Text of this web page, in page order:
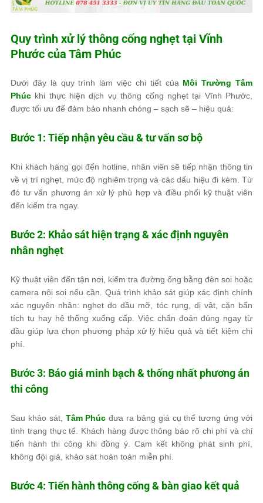
Quy trình xử lý thông cống nghẹt tại Vĩnh
Phước của Tâm Phúc
Dưới đây là quy trình làm việc chi tiết của Môi Trường Tâm
Phúc khi thực hiện dịch vụ thông cống nghẹt tại Vĩnh Phước,
được tối ưu để đảm bảo nhanh chóng – sạch sẽ – hiệu quả:
Bước 1: Tiếp nhận yêu cầu & tư vấn sơ bộ
Khi khách hàng gọi đến hotline, nhân viên sẽ tiếp nhận thông tin
về vị trí nghẹt, mức độ nghiêm trọng và các dấu hiệu đi kèm. Từ
đó tư vấn phương án xử lý phù hợp và điều phối kỹ thuật viên
đến kiểm tra ngay.
Bước 2: Khảo sát hiện trạng & xác định nguyên
nhân nghẹt
Kỹ thuật viên đến tận nơi, kiểm tra đường ống bằng đèn soi hoặc
camera nội soi nếu cần. Quá trình khảo sát giúp xác định chính
xác nguyên nhân: nghẹt do dầu mỡ, tóc rụng, dị vật, cặn bẩn
tích tụ hay hệ thống xuống cấp. Việc chẩn đoán đúng ngay từ
đầu giúp lựa chọn phương pháp xử lý hiệu quả và tiết kiệm chi
phí.
Bước 3: Báo giá minh bạch & thống nhất phương án
thi công
Sau khảo sát, Tâm Phúc đưa ra bảng giá cụ thể tương ứng với
tình trạng thực tế. Khách hàng được thông báo rõ chi phí và chỉ
tiến hành thi công khi đồng ý. Cam kết không phát sinh phí,
không đội giá, khảo sát hoàn toàn miễn phí.
Bước 4: Tiến hành thông cống & bàn giao kết quả